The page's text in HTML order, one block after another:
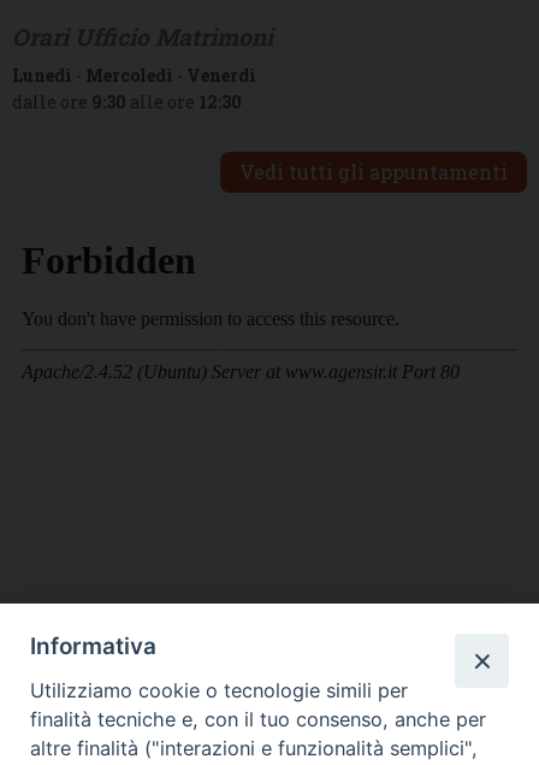
Lunedì - Mercoledì - Venerdì
dalle ore 9:30 alle ore 12:30
Vedi tutti gli appuntamenti
DIOCESI SUBURBICARIA DI ALBANO
Contatti:Tel.: 06.93268401 - Fax.: 06.9323844
E-mail:curia@diocesidialbano.it
Informativa
Utilizziamo cookie o tecnologie simili per
finalità tecniche e, con il tuo consenso, anche per
altre finalità ("interazioni e funzionalità semplici",